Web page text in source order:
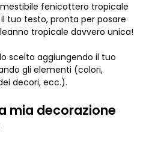
fenicottero tropicale
tuo testo, pronta per posare
tropicale davvero unica!
scelto aggiungendo il tuo
gli elementi (colori,
decori, ecc.).
mia decorazione